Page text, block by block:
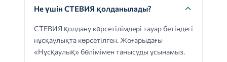
Не үшін СТЕВИЯ қолданылады?
СТЕВИЯ қолдану көрсетілімдері тауар бетіндегі
нұсқаулықта көрсетілген. Жоғарыдағы
«Нұсқаулық» бөлімімен танысуды ұсынамыз.